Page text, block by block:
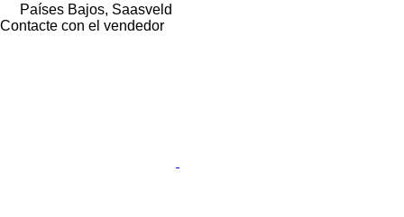
Países Bajos, Saasveld
Contacte con el vendedor